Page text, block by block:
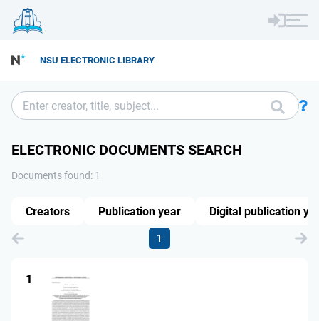
NSU ELECTRONIC LIBRARY
ELECTRONIC DOCUMENTS SEARCH
Documents found: 1
1
1
Creators Publication year Digital publication